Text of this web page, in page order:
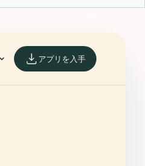
アプリを入手